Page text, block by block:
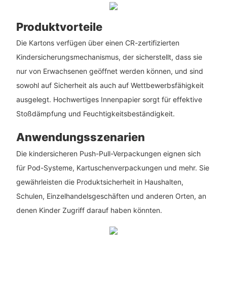
Produktvorteile
Die Kartons verfügen über einen CR-zertifizierten
Kindersicherungsmechanismus, der sicherstellt, dass sie
nur von Erwachsenen geöffnet werden können, und sind
sowohl auf Sicherheit als auch auf Wettbewerbsfähigkeit
ausgelegt. Hochwertiges Innenpapier sorgt für effektive
Stoßdämpfung und Feuchtigkeitsbeständigkeit.
Anwendungsszenarien
Die kindersicheren Push-Pull-Verpackungen eignen sich
für Pod-Systeme, Kartuschenverpackungen und mehr. Sie
gewährleisten die Produktsicherheit in Haushalten,
Schulen, Einzelhandelsgeschäften und anderen Orten, an
denen Kinder Zugriff darauf haben könnten.